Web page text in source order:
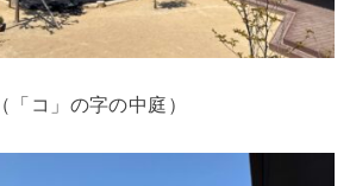
（「コ」の字の中庭）